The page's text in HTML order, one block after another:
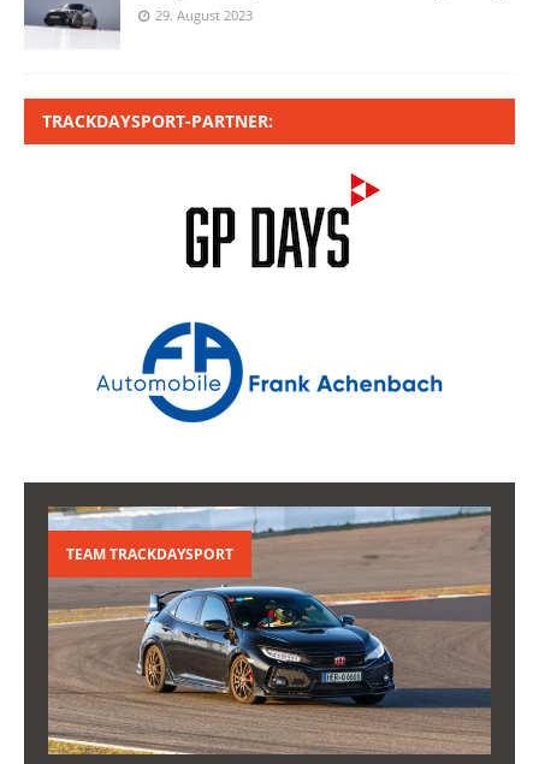
29. August 2023
TRACKDAYSPORT-PARTNER:
TEAM TRACKDAYSPORT